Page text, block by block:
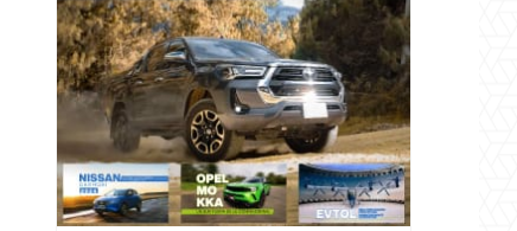
Follow
@v12_magazine